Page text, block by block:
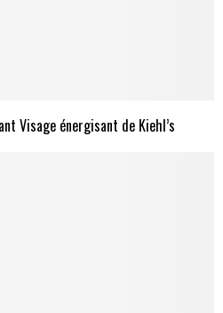
Visage énergisant de Kiehl’s